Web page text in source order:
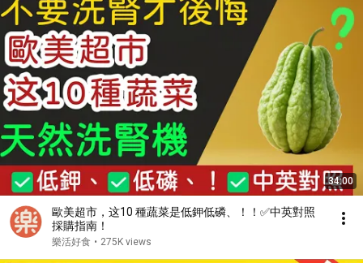
34:00
歐美超市，这10 種蔬菜是低鉀低磷、！！✅中英對照
採購指南！
樂活好食 • 275K views